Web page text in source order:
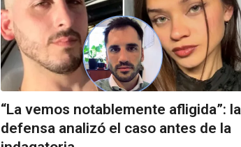
“La vemos notablemente afligida”: la
defensa analizó el caso antes de la